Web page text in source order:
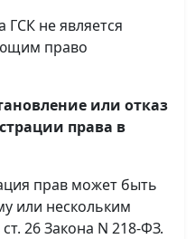
ГСК не является
право
или отказ
права в
прав может быть
или нескольким
26 Закона N 218-ФЗ.